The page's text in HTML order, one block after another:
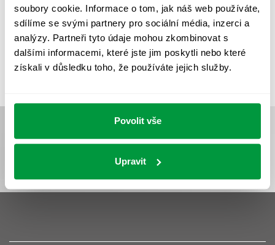
soubory cookie. Informace o tom, jak náš web používáte,
sdílíme se svými partnery pro sociální média, inzerci a
analýzy. Partneři tyto údaje mohou zkombinovat s
dalšími informacemi, které jste jim poskytli nebo které
získali v důsledku toho, že používáte jejich služby.
Povolit vše
Upravit
VÝPOČET OSVĚTLENÍ VÝPOČET ZASTÍNĚNÍ
VÝPOČTY A NÁVRHY ZASTÍNĚNÍ
ZKOUŠKY NOUZOVÉHO OSVĚTLENÍ